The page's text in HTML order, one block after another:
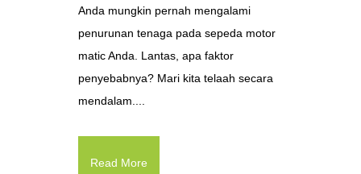
Anda mungkin pernah mengalami
penurunan tenaga pada sepeda motor
matic Anda. Lantas, apa faktor
penyebabnya? Mari kita telaah secara
mendalam....
Read More